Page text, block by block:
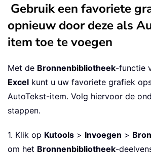
Gebruik een favoriete
opnieuw door deze als
item toe te voegen
Met de Bronnenbibliotheek-functie
Excel kunt u uw favoriete grafiek
AutoTekst-item. Volg hiervoor de
stappen.
1. Klik op Kutools > Invoegen >
om het Bronnenbibliotheek-